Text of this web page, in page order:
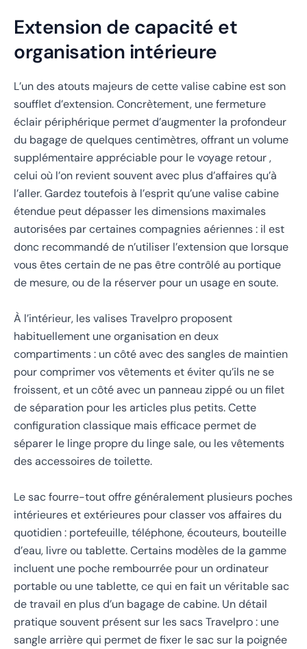
Extension de capacité et
organisation intérieure
L’un des atouts majeurs de cette valise cabine est son
soufflet d’extension. Concrètement, une fermeture
éclair périphérique permet d’augmenter la profondeur
du bagage de quelques centimètres, offrant un volume
supplémentaire appréciable pour le voyage retour ,
celui où l’on revient souvent avec plus d’affaires qu’à
l’aller. Gardez toutefois à l’esprit qu’une valise cabine
étendue peut dépasser les dimensions maximales
autorisées par certaines compagnies aériennes : il est
donc recommandé de n’utiliser l’extension que lorsque
vous êtes certain de ne pas être contrôlé au portique
de mesure, ou de la réserver pour un usage en soute.
À l’intérieur, les valises Travelpro proposent
habituellement une organisation en deux
compartiments : un côté avec des sangles de maintien
pour comprimer vos vêtements et éviter qu’ils ne se
froissent, et un côté avec un panneau zippé ou un filet
de séparation pour les articles plus petits. Cette
configuration classique mais efficace permet de
séparer le linge propre du linge sale, ou les vêtements
des accessoires de toilette.
Le sac fourre-tout offre généralement plusieurs poches
intérieures et extérieures pour classer vos affaires du
quotidien : portefeuille, téléphone, écouteurs, bouteille
d’eau, livre ou tablette. Certains modèles de la gamme
incluent une poche rembourrée pour un ordinateur
portable ou une tablette, ce qui en fait un véritable sac
de travail en plus d’un bagage de cabine. Un détail
pratique souvent présent sur les sacs Travelpro : une
sangle arrière qui permet de fixer le sac sur la poignée